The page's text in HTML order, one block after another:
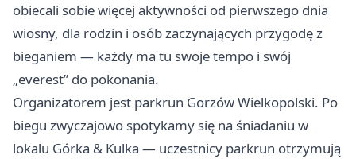
obiecali sobie więcej aktywności od pierwszego dnia
wiosny, dla rodzin i osób zaczynających przygodę z
bieganiem — każdy ma tu swoje tempo i swój
„everest” do pokonania.
Organizatorem jest parkrun Gorzów Wielkopolski. Po
biegu zwyczajowo spotykamy się na śniadaniu w
lokalu Górka & Kulka — uczestnicy parkrun otrzymują